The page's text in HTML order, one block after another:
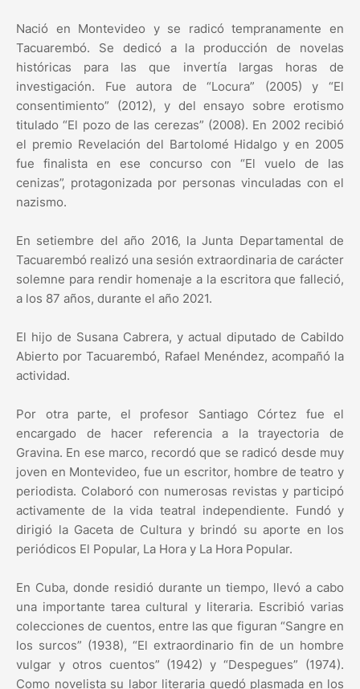
Nació en Montevideo y se radicó tempranamente en
Tacuarembó. Se dedicó a la producción de novelas
históricas para las que invertía largas horas de
investigación. Fue autora de “Locura” (2005) y “El
consentimiento” (2012), y del ensayo sobre erotismo
titulado “El pozo de las cerezas” (2008). En 2002 recibió
el premio Revelación del Bartolomé Hidalgo y en 2005
fue finalista en ese concurso con “El vuelo de las
cenizas”, protagonizada por personas vinculadas con el
nazismo.
En setiembre del año 2016, la Junta Departamental de
Tacuarembó realizó una sesión extraordinaria de carácter
solemne para rendir homenaje a la escritora que falleció,
a los 87 años, durante el año 2021.
El hijo de Susana Cabrera, y actual diputado de Cabildo
Abierto por Tacuarembó, Rafael Menéndez, acompañó la
actividad.
Por otra parte, el profesor Santiago Córtez fue el
encargado de hacer referencia a la trayectoria de
Gravina. En ese marco, recordó que se radicó desde muy
joven en Montevideo, fue un escritor, hombre de teatro y
periodista. Colaboró con numerosas revistas y participó
activamente de la vida teatral independiente. Fundó y
dirigió la Gaceta de Cultura y brindó su aporte en los
periódicos El Popular, La Hora y La Hora Popular.
En Cuba, donde residió durante un tiempo, llevó a cabo
una importante tarea cultural y literaria. Escribió varias
colecciones de cuentos, entre las que figuran “Sangre en
los surcos” (1938), “El extraordinario fin de un hombre
vulgar y otros cuentos” (1942) y “Despegues” (1974).
Como novelista su labor literaria quedó plasmada en los